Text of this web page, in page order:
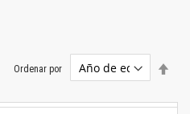
Ordenar por